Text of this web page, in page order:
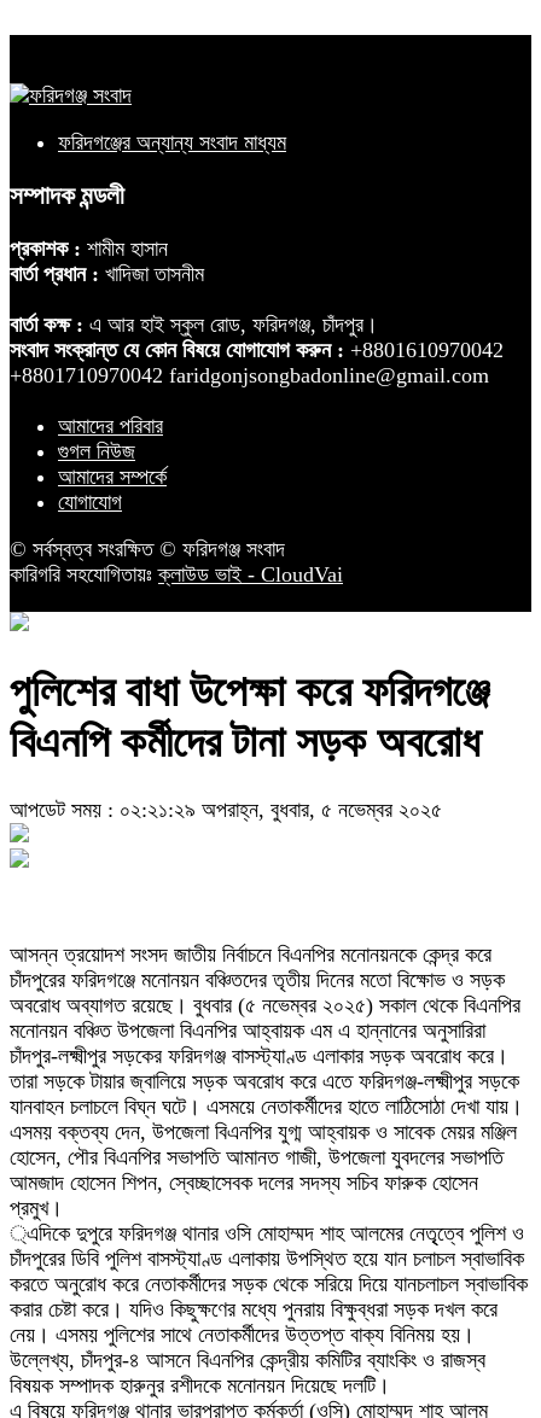
ফরিদগঞ্জের অন্যান্য সংবাদ মাধ্যম
সম্পাদক মন্ডলী
প্রকাশক : শামীম হাসান
বার্তা প্রধান : খাদিজা তাসনীম
বার্তা কক্ষ : এ আর হাই স্কুল রোড, ফরিদগঞ্জ, চাঁদপুর।
সংবাদ সংক্রান্ত যে কোন বিষয়ে যোগাযোগ করুন : +8801610970042
+8801710970042 faridgonjsongbadonline@gmail.com
আমাদের পরিবার
গুগল নিউজ
আমাদের সম্পর্কে
যোগাযোগ
© সর্বস্বত্ব সংরক্ষিত © ফরিদগঞ্জ সংবাদ
কারিগরি সহযোগিতায়ঃক্লাউড ভাই - CloudVai
পুলিশের বাধা উপেক্ষা করে ফরিদগঞ্জে
বিএনপি কর্মীদের টানা সড়ক অবরোধ
আপডেট সময় : ০২:২১:২৯ অপরাহ্ন, বুধবার, ৫ নভেম্বর ২০২৫
আসন্ন ত্রয়োদশ সংসদ জাতীয় নির্বাচনে বিএনপির মনোনয়নকে কেন্দ্র করে
চাঁদপুরের ফরিদগঞ্জে মনোনয়ন বঞ্চিতদের তৃতীয় দিনের মতো বিক্ষোভ ও সড়ক
অবরোধ অব্যাগত রয়েছে। বুধবার (৫ নভেম্বর ২০২৫) সকাল থেকে বিএনপির
মনোনয়ন বঞ্চিত উপজেলা বিএনপির আহ্বায়ক এম এ হান্নানের অনুসারিরা
চাঁদপুর-লক্ষ্মীপুর সড়কের ফরিদগঞ্জ বাসস্ট্যাণ্ড এলাকার সড়ক অবরোধ করে।
তারা সড়কে টায়ার জ্বালিয়ে সড়ক অবরোধ করে এতে ফরিদগঞ্জ-লক্ষ্মীপুর সড়কে
যানবাহন চলাচলে বিঘ্ন ঘটে। এসময়ে নেতাকর্মীদের হাতে লাঠিসোঠা দেখা যায়।
এসময় বক্তব্য দেন, উপজেলা বিএনপির যুগ্ম আহ্বায়ক ও সাবেক মেয়র মঞ্জিল
হোসেন, পৌর বিএনপির সভাপতি আমানত গাজী, উপজেলা যুবদলের সভাপতি
আমজাদ হোসেন শিপন, স্বেচ্ছাসেবক দলের সদস্য সচিব ফারুক হোসেন
প্রমুখ।
্এদিকে দুপুরে ফরিদগঞ্জ থানার ওসি মোহাম্মদ শাহ আলমের নেতৃৃত্বে পুলিশ ও
চাঁদপুরের ডিবি পুলিশ বাসস্ট্যাণ্ড এলাকায় উপস্থিত হয়ে যান চলাচল স্বাভাবিক
করতে অনুরোধ করে নেতাকর্মীদের সড়ক থেকে সরিয়ে দিয়ে যানচলাচল স্বাভাবিক
করার চেষ্টা করে। যদিও কিছুক্ষণের মধ্যে পুনরায় বিক্ষুব্ধরা সড়ক দখল করে
নেয়। এসময় পুলিশের সাথে নেতাকর্মীদের উত্তপ্ত বাক্য বিনিময় হয়।
উল্লেখ্য, চাঁদপুর-৪ আসনে বিএনপির কেন্দ্রীয় কমিটির ব্যাংকিং ও রাজস্ব
বিষয়ক সম্পাদক হারুনুর রশীদকে মনোনয়ন দিয়েছে দলটি।
এ বিষয়ে ফরিদগঞ্জ থানার ভারপ্রাপ্ত কর্মকর্তা (ওসি) মোহাম্মদ শাহ আলম